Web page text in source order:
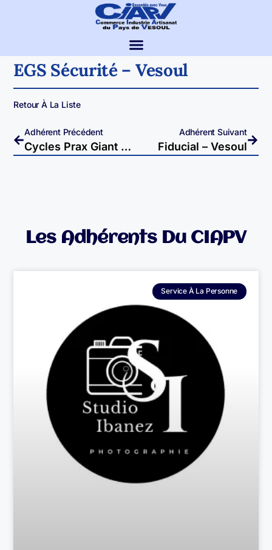
EGS Sécurité – Vesoul
Retour À La Liste
Adhérent Précédent
Cycles Prax Giant – Vesoul
Adhérent Suivant
Fiducial – Vesoul
Les Adhérents Du CIAPV
Service À La Personne